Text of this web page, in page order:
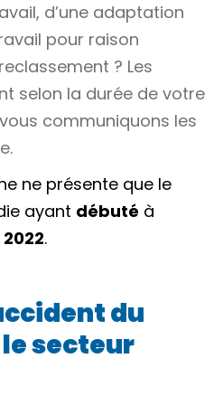
d’une adaptation
pour raison
? Les
selon la durée de votre
communiquons les
ne présente que le
ayant débuté à
.
du
secteur